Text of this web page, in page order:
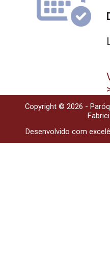
Copyright © 2026 -
Desenvolvido com